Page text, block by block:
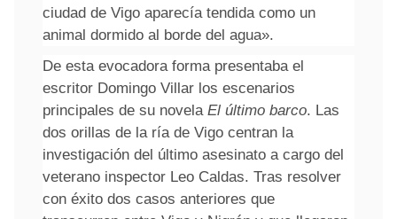
ciudad de Vigo aparecía tendida como un
animal dormido al borde del agua».
De esta evocadora forma presentaba el
escritor Domingo Villar los escenarios
principales de su novela El último barco. Las
dos orillas de la ría de Vigo centran la
investigación del último asesinato a cargo del
veterano inspector Leo Caldas. Tras resolver
con éxito dos casos anteriores que